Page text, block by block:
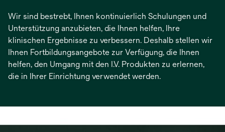
Wir sind bestrebt, Ihnen kontinuierlich Schulungen und
Unterstützung anzubieten, die Ihnen helfen, Ihre
klinischen Ergebnisse zu verbessern. Deshalb stellen wir
Ihnen Fortbildungsangebote zur Verfügung, die Ihnen
helfen, den Umgang mit den I.V. Produkten zu erlernen,
die in Ihrer Einrichtung verwendet werden.